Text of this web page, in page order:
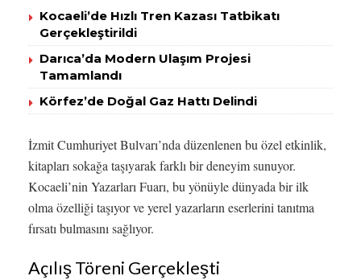
Kocaeli’de Hızlı Tren Kazası Tatbikatı
Gerçekleştirildi
Darıca’da Modern Ulaşım Projesi
Tamamlandı
Körfez’de Doğal Gaz Hattı Delindi
İzmit Cumhuriyet Bulvarı’nda düzenlenen bu özel etkinlik,
kitapları sokağa taşıyarak farklı bir deneyim sunuyor.
Kocaeli’nin Yazarları Fuarı, bu yönüyle dünyada bir ilk
olma özelliği taşıyor ve yerel yazarların eserlerini tanıtma
fırsatı bulmasını sağlıyor.
Açılış Töreni Gerçekleşti